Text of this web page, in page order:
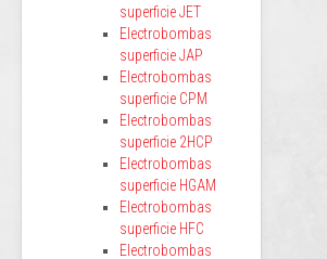
superficie JET
Electrobombas
superficie JAP
Electrobombas
superficie CPM
Electrobombas
superficie 2HCP
Electrobombas
superficie HGAM
Electrobombas
superficie HFC
Electrobombas